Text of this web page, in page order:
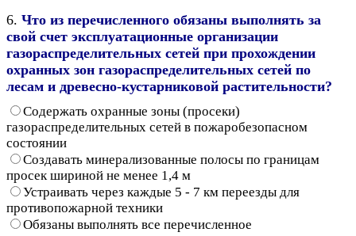
6. Что из перечисленного обязаны выполнять за
свой счет эксплуатационные организации
газораспределительных сетей при прохождении
охранных зон газораспределительных сетей по
лесам и древесно-кустарниковой растительности?
Содержать охранные зоны (просеки)
газораспределительных сетей в пожаробезопасном
состоянии
Создавать минерализованные полосы по границам
просек шириной не менее 1,4 м
Устраивать через каждые 5 - 7 км переезды для
противопожарной техники
Обязаны выполнять все перечисленное